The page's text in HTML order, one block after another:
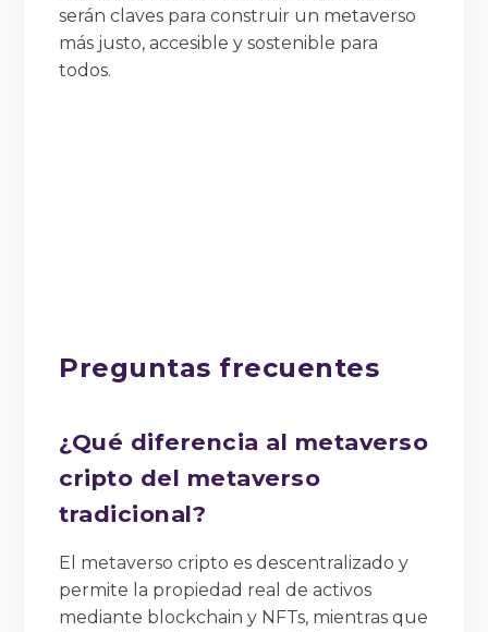
serán claves para construir un metaverso
más justo, accesible y sostenible para
todos.
Preguntas frecuentes
¿Qué diferencia al metaverso
cripto del metaverso
tradicional?
El metaverso cripto es descentralizado y
permite la propiedad real de activos
mediante blockchain y NFTs, mientras que